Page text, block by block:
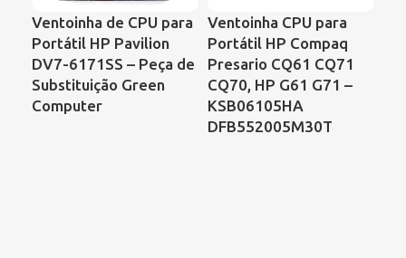
Ventoinha de CPU para
Portátil HP Pavilion
DV7-6171SS – Peça de
Substituição Green
Computer
Ventoinha CPU para
Portátil HP Compaq
Presario CQ61 CQ71
CQ70, HP G61 G71 –
KSB06105HA
DFB552005M30T